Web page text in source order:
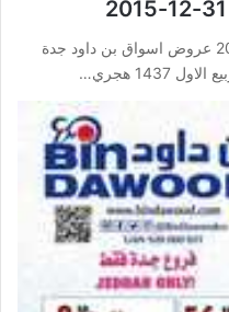
عروض اسواق بن داود جدة 31-12-2015 عروض اسواق بن داود جدة